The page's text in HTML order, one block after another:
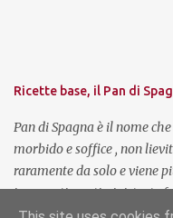
controindicazioni, se,
preparazione ha un
accompagnare uova,
Ricette base, il Pan di
Pan di Spagna è il nome
morbido e soffice , non
raramente da solo e viene
inzuppati, pasticcini, torte